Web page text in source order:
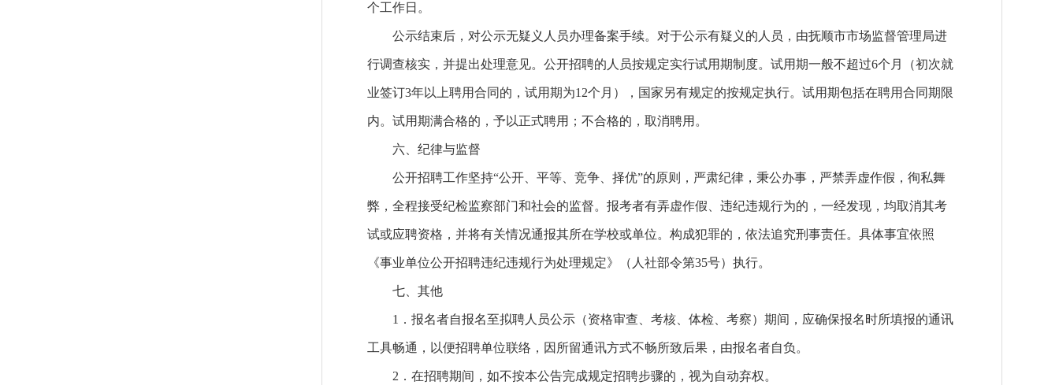
个工作日。
公示结束后，对公示无疑义人员办理备案手续。对于公示有疑义的人员，由抚顺市市场监督管理局进
行调查核实，并提出处理意见。公开招聘的人员按规定实行试用期制度。试用期一般不超过6个月（初次就
业签订3年以上聘用合同的，试用期为12个月），国家另有规定的按规定执行。试用期包括在聘用合同期限
内。试用期满合格的，予以正式聘用；不合格的，取消聘用。
六、纪律与监督
公开招聘工作坚持“公开、平等、竞争、择优”的原则，严肃纪律，秉公办事，严禁弄虚作假，徇私舞
弊，全程接受纪检监察部门和社会的监督。报考者有弄虚作假、违纪违规行为的，一经发现，均取消其考
试或应聘资格，并将有关情况通报其所在学校或单位。构成犯罪的，依法追究刑事责任。具体事宜依照
《事业单位公开招聘违纪违规行为处理规定》（人社部令第35号）执行。
七、其他
1．报名者自报名至拟聘人员公示（资格审查、考核、体检、考察）期间，应确保报名时所填报的通讯
工具畅通，以便招聘单位联络，因所留通讯方式不畅所致后果，由报名者自负。
2．在招聘期间，如不按本公告完成规定招聘步骤的，视为自动弃权。